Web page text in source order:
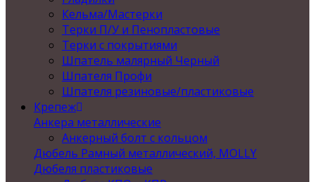
Кельма/Мастерки
Терки П/У и Пенопластовые
Терки с покрытиями
Шпатель малярный Черный
Шпателя Профи
Шпателя резиновые/пластиковые
Крепеж
Анкера металлические
Анкерный болт с кольцом
Дюбель Рамный металлический, MOLLY
Дюбеля пластиковые